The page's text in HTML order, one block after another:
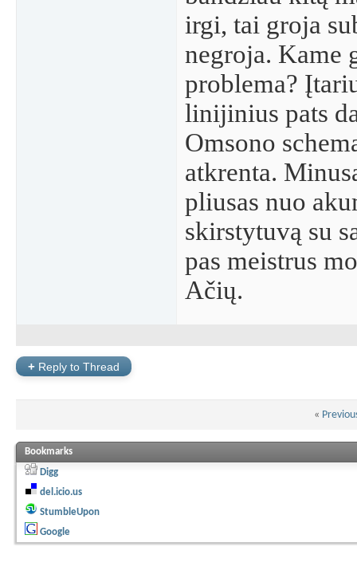
irgi, tai groja
negroja. Kame
problema?
linijinius pats
Omsono
atkrenta.
pliusas nuo
skirstytuvą su
pas meistrus
Ačių.
+ Reply to Thread
«
Bookmarks
Digg
del.icio.us
StumbleUpon
Google